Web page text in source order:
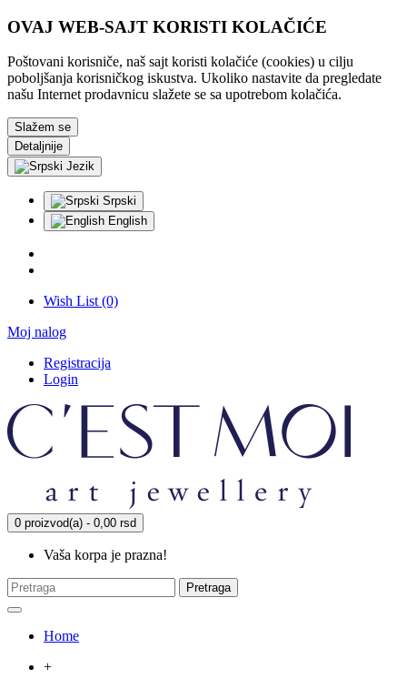
OVAJ WEB-SAJT KORISTI KOLAČIĆE
Poštovani korisniče, naš sajt koristi kolačiće (cookies) u cilju
poboljšanja korisničkog iskustva. Ukoliko nastavite da pregledate
našu Internet prodavnicu slažete se sa upotrebom kolačića.
Slažem se
Detaljnije
Jezik
Srpski
English
Wish List (0)
Moj nalog
Registracija
Login
0 proizvod(a) - 0,00 rsd
Vaša korpa je prazna!
Pretraga
Home
+